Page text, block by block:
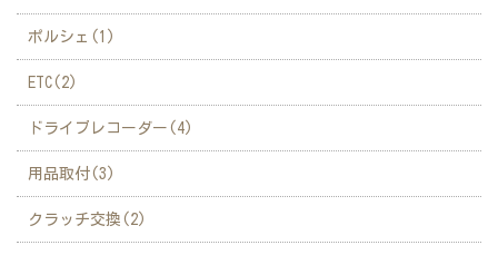
ポルシェ(1)
ETC(2)
ドライブレコーダー(4)
用品取付(3)
クラッチ交換(2)